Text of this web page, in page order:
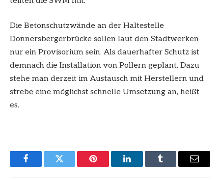
Die Betonschutzwände an der Haltestelle
Donnersbergerbrücke sollen laut den Stadtwerken
nur ein Provisorium sein. Als dauerhafter Schutz ist
demnach die Installation von Pollern geplant. Dazu
stehe man derzeit im Austausch mit Herstellern und
strebe eine möglichst schnelle Umsetzung an, heißt
es.
FacebookTwitter Pinterest LinkedInTumblr Email